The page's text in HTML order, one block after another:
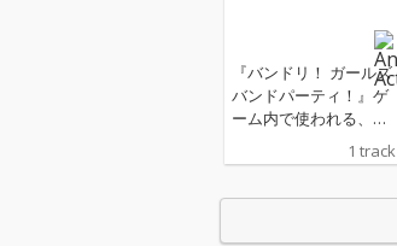
『バンドリ！ ガールズ
バンドパーティ！』ゲ
ーム内で使われる、ヒ
トリエ書き下ろしによ
るMorfonicaのオリジ
1 track